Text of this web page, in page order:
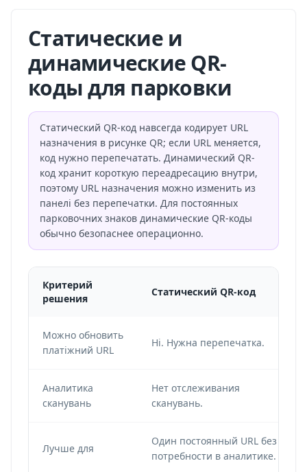
Статические и
динамические QR-
коды для парковки
Статический QR-код навсегда кодирует URL
назначения в рисунке QR; если URL меняется,
код нужно перепечатать. Динамический QR-
код хранит короткую переадресацию внутри,
поэтому URL назначения можно изменить из
панелі без перепечатки. Для постоянных
парковочних знаков динамические QR-коды
обычно безопаснее операционно.
Критерий
решения
Статический QR-код
Можно обновить
платіжний URL
Ні. Нужна перепечатка.
Аналитика
сканувань
Нет отслеживания
сканувань.
Лучше для
Один постоянный URL без
потребности в аналитике.